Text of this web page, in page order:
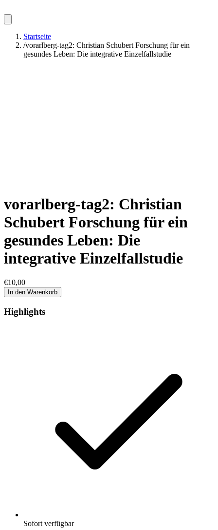
Startseite
/vorarlberg-tag2: Christian Schubert Forschung für ein
gesundes Leben: Die integrative Einzelfallstudie
vorarlberg-tag2: Christian
Schubert Forschung für ein
gesundes Leben: Die
integrative Einzelfallstudie
€10,00
In den Warenkorb
Highlights
Sofort verfügbar